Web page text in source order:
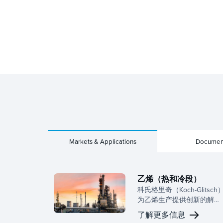
Markets & Applications
乙烯（热和冷段）
科氏格里奇（Koch-Glitsch
为乙烯生产提供创新的解决
方案，确保石化应用热段和
冷段作的最佳分离和可靠
了解更多信息